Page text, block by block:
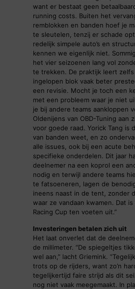
want er bestaat geen
running costs. Buiten het
remblokken en banden hoef je
te sleutelen, tenzij er schade
redelijk simpele auto’s en
kennen we eigenlijk niet.
het vier seizoenen lang vol
te trekken. De praktijk leert
ingelopen blok vaak beter
een revisie. Mocht je toch een
met een probleem waar je niet
je bij andere teams aankloppen
Oldenijens van OBD-Tuning aan
voor goede raad. Yorick Tang is
van banden weet, en zo
alle issues, ook bij een acute
specifieke onderdelen. Dit jaar
deelnemer na een koprol een
nodig en terwijl andere teams
te fatsoeneren, lagen de
ineens naast in de tent, zonder
waar ze vandaan kwamen. Dat is
Racing Cup ten voeten uit.”
Investeringen betalen zich uit
Het laat onverlet dat de
de millimeter. “De spiegeltjes
wel aan,” lacht Griemink.
trots op de rijders, want zo’n
tegelijkertijd faire strijd als dit
nog niet vaak meegemaakt. In